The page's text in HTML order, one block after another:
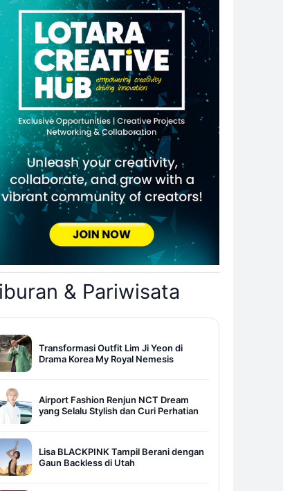
& Pariwisata
Transformasi Outfit Lim Ji Yeon di
Drama Korea My Royal Nemesis
Airport Fashion Renjun NCT Dream
yang Selalu Stylish dan Curi Perhatian
Lisa BLACKPINK Tampil Berani dengan
Gaun Backless di Utah